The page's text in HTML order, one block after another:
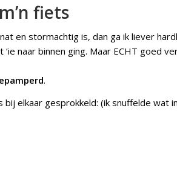
fiets
en stormachtig is, dan ga ik liever
naar binnen ging. Maar ECHT goed
.
elkaar gesprokkeld: (ik snuffelde wat